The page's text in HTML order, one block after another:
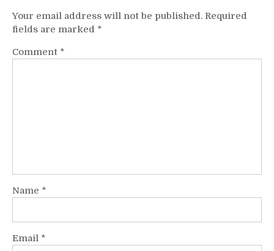
Your email address will not be published. Required
fields are marked *
Comment *
Name *
Email *